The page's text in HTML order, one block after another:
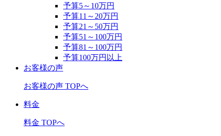
予算5～10万円
予算11～20万円
予算21～50万円
予算51～100万円
予算81～100万円
予算100万円以上
お客様の声
お客様の声 TOPへ
料金
料金 TOPへ